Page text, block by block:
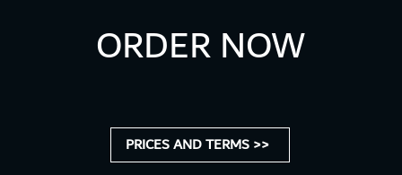
ORDER NOW
PRICES AND TERMS >>